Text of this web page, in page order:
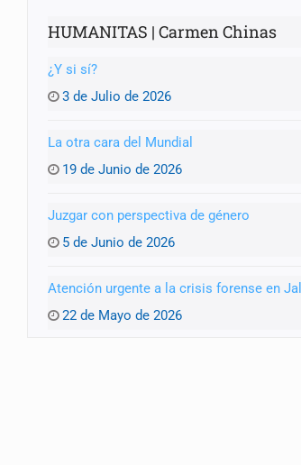
HUMANITAS | Carmen Chinas
¿Y si sí?
3 de Julio de 2026
La otra cara del Mundial
19 de Junio de 2026
Juzgar con perspectiva de género
5 de Junio de 2026
Atención urgente a la crisis forense en
22 de Mayo de 2026